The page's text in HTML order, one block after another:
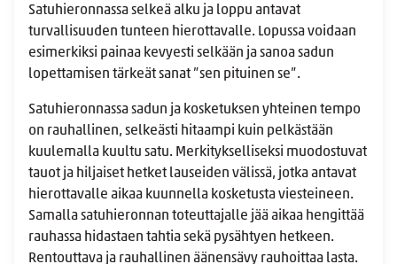
Satuhieronnassa selkeä alku ja loppu antavat
turvallisuuden tunteen hierottavalle. Lopussa voidaan
esimerkiksi painaa kevyesti selkään ja sanoa sadun
lopettamisen tärkeät sanat ”sen pituinen se”.
Satuhieronnassa sadun ja kosketuksen yhteinen tempo
on rauhallinen, selkeästi hitaampi kuin pelkästään
kuulemalla kuultu satu. Merkitykselliseksi muodostuvat
tauot ja hiljaiset hetket lauseiden välissä, jotka antavat
hierottavalle aikaa kuunnella kosketusta viesteineen.
Samalla satuhieronnan toteuttajalle jää aikaa hengittää
rauhassa hidastaen tahtia sekä pysähtyen hetkeen.
Rentouttava ja rauhallinen äänensävy rauhoittaa lasta.